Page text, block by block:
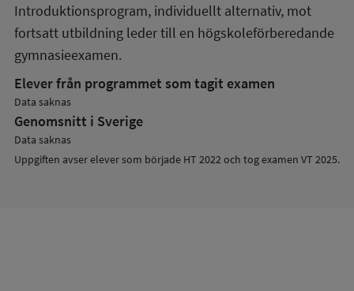
Introduktionsprogram, individuellt alternativ, mot
fortsatt utbildning leder till en högskoleförberedande
gymnasieexamen.
Elever från programmet som tagit examen
Data saknas
Genomsnitt i Sverige
Data saknas
Uppgiften avser elever som började HT 2022 och tog examen VT 2025.